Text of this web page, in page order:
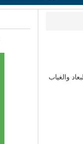
والغياب